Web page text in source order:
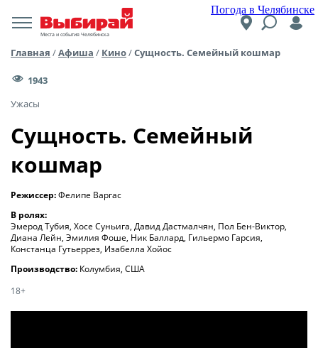
Погода в Челябинске
Места и события Челябинска
Главная /Афиша / Кино/Сущность. Семейный кошмар
1943
Ужасы
Сущность. Семейный
кошмар
Режиссер:Фелипе Варгас
В ролях:
Эмерод Тубия, Хосе Суньига, Давид Дастмалчян, Пол Бен-Виктор,
Диана Лейн, Эмилия Фоше, Ник Баллард, Гильермо Гарсия,
Констанца Гутьеррез, Изабелла Хойос
Производство: Колумбия, США
18+